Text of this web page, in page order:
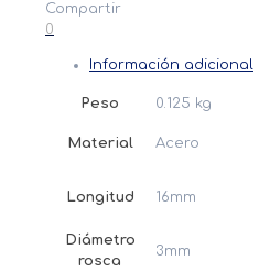
Compartir
0
Información adicional
Peso 0.125 kg
Material Acero
Longitud 16mm
Diámetro
rosca
3mm